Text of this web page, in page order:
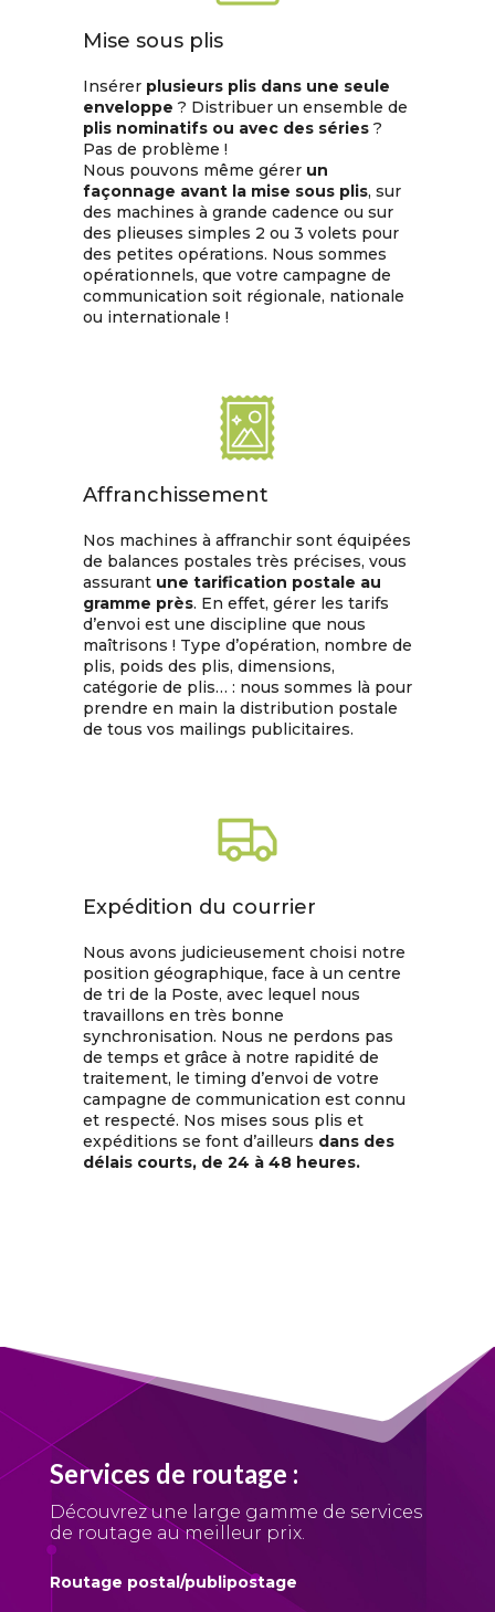
Mise sous plis
Insérer plusieurs plis dans une seule
enveloppe ? Distribuer un ensemble de
plis nominatifs ou avec des séries?
Pas de problème !
Nous pouvons même gérer un
façonnage avant la mise sous plis, sur
des machines à grande cadence ou sur
des plieuses simples 2 ou 3 volets pour
des petites opérations. Nous sommes
opérationnels, que votre campagne de
communication soit régionale, nationale
ou internationale !
Affranchissement
Nos machines à affranchir sont équipées
de balances postales très précises, vous
assurant une tarification postale au
gramme près. En effet, gérer les tarifs
d’envoi est une discipline que nous
maîtrisons ! Type d’opération, nombre de
plis, poids des plis, dimensions,
catégorie de plis… : nous sommes là pour
prendre en main la distribution postale
de tous vos mailings publicitaires.
Expédition du courrier
Nous avons judicieusement choisi notre
position géographique, face à un centre
de tri de la Poste, avec lequel nous
travaillons en très bonne
synchronisation. Nous ne perdons pas
de temps et grâce à notre rapidité de
traitement, le timing d’envoi de votre
campagne de communication est connu
et respecté. Nos mises sous plis et
expéditions se font d’ailleurs dans des
délais courts, de 24 à 48 heures.
Services de routage :
Découvrez une large gamme de services
de routage au meilleur prix.
Routage postal/publipostage